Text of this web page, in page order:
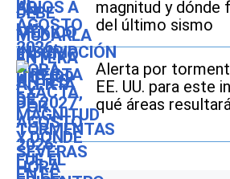
magnitud y dónde
del último sismo
Alerta por
EE. UU. para este
qué áreas